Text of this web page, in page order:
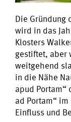
Die Gründung
wird in das
Klosters
gestiftet, aber
weitgehend
in die Nähe
apud Portam“
ad Portam“
Einfluss und